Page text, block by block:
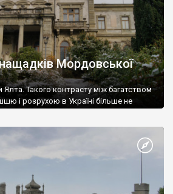
Мордовської
Ялта. Такого контрасту між багатством
і розрухою в Україні більше не